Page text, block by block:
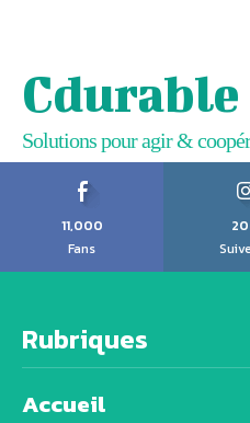
Cdurable
Solutions pour agir &
11,000
Fans
Rubriques
Accueil